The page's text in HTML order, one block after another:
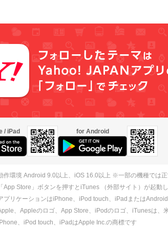
/ iPad for Android
作環境 Android 9.0以上、iOS 16.0以上 ※一部の機種では
「App Store」ボタンを押すとiTunes （外部サイト）が起動
プリケーションはiPhone、iPod touch、iPadまたは
、Appleのロゴ、App Store、iPodのロゴ、iTunesは、
、iPod touch、iPadはApple Inc.の商標です